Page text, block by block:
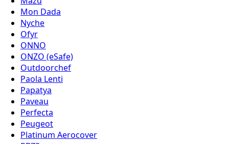
Mon Dada
Nyche
Ofyr
ONNO
ONZO (eSafe)
Outdoorchef
Paola Lenti
Papatya
Paveau
Perfecta
Peugeot
Platinum Aerocover